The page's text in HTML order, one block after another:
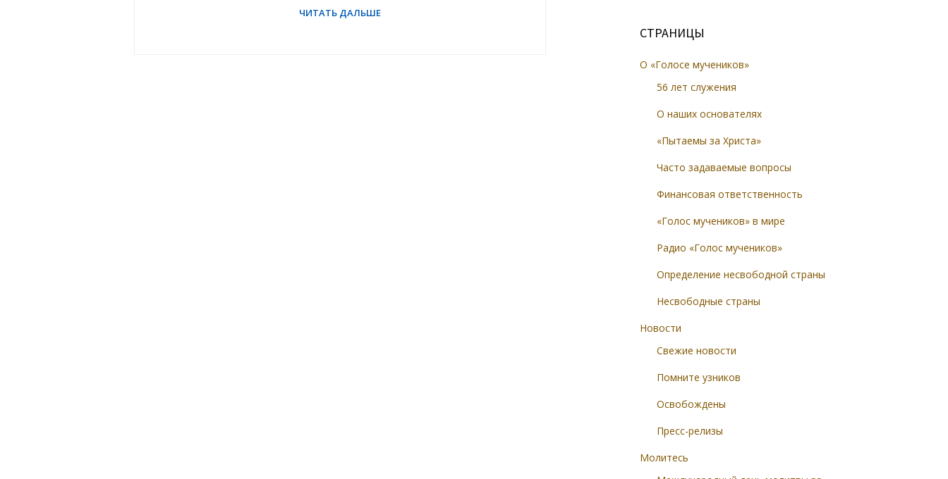
СТРАНИЦЫ
О «Голосе мучеников»
56 лет служения
О наших основателях
«Пытаемы за Христа»
Часто задаваемые вопросы
Финансовая ответственность
«Голос мучеников» в мире
Радио «Голос мучеников»
Определение несвободной страны
Несвободные страны
Новости
Свежие новости
Помните узников
Освобождены
Пресс-релизы
Молитесь